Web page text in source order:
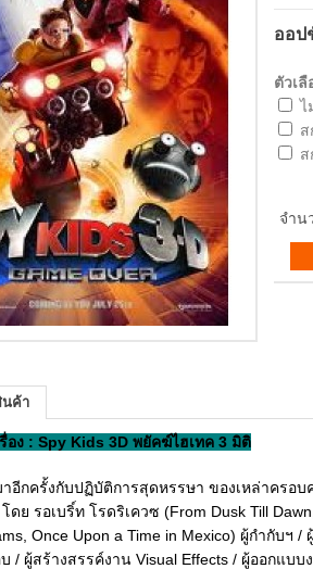
ออป
ตัวเ
ไ
ส
ส
จำน
นค้า
รื่อง : Spy Kids 3D พยัคฆ์ไฮเทค 3 มิติ
ครั้งกับปฏิบัติการสุดหรรษา ของเหล่าครอบค
ดย รอเบริ์ท โรดริเควซ (From Dusk Till
Once Upon a Time in Mexico) ผู้กำกับ
/ ผู้สร้างสรรค์งาน Visual Effects / ผู้ออกแบ